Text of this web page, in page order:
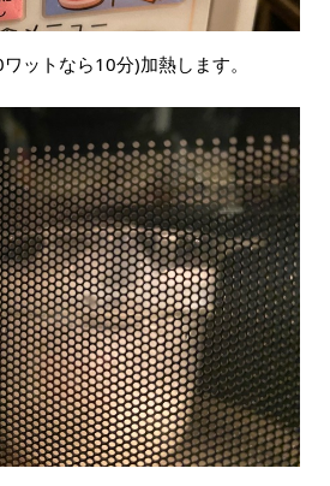
ットなら10分)加熱します。